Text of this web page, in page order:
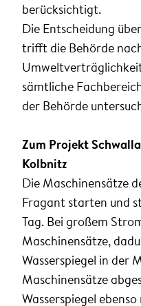
berücksichtigt.
Die Entscheidung
trifft die Behörde
sämtliche
der Behörde
Zum Projekt
Kolbnitz
Die Maschinensätze
Fragant starten und
Tag. Bei großem
Maschinensätze,
Wasserspiegel in der
Maschinensätze
Wasserspiegel